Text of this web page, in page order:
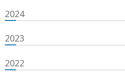
2024
2023
2022